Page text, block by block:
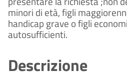
minori di età, figli
handicap grave o figli
autosufficienti.
Descrizione